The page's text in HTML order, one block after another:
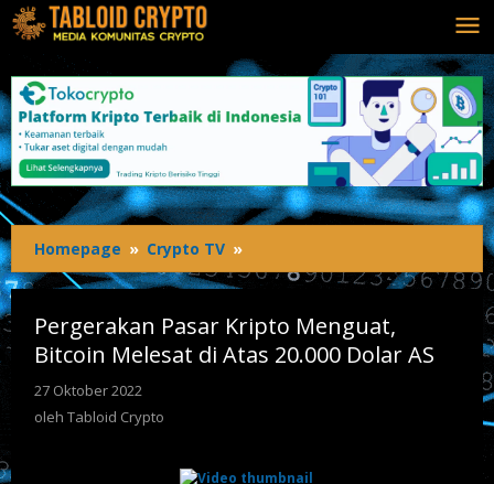
Lewati
ke
konten
Homepage » Crypto TV »
Pasar
Menguat,
Bitcoin
Melesat
Pergerakan Pasar Kripto Menguat,
Bitcoin Melesat di Atas 20.000 Dolar AS
27 Oktober 2022
Tabloid
oleh Tabloid Crypto